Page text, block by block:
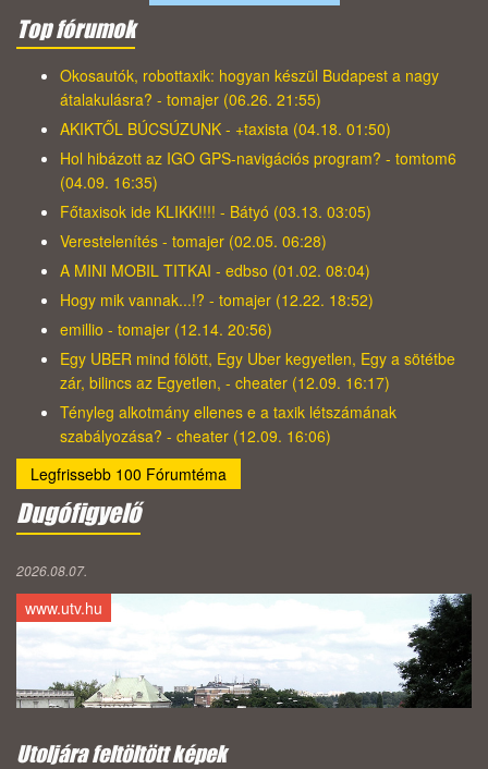
Top fórumok
Okosautók, robottaxik: hogyan készül Budapest a nagy
átalakulásra? - tomajer (06.26. 21:55)
AKIKTŐL BÚCSÚZUNK - +taxista (04.18. 01:50)
Hol hibázott az IGO GPS-navigációs program? - tomtom6
(04.09. 16:35)
Főtaxisok ide KLIKK!!!! - Bátyó (03.13. 03:05)
Verestelenítés - tomajer (02.05. 06:28)
A MINI MOBIL TITKAI - edbso (01.02. 08:04)
Hogy mik vannak...!? - tomajer (12.22. 18:52)
emillio - tomajer (12.14. 20:56)
Egy UBER mind fölött, Egy Uber kegyetlen, Egy a sötétbe
zár, bilincs az Egyetlen, - cheater (12.09. 16:17)
Tényleg alkotmány ellenes e a taxik létszámának
szabályozása? - cheater (12.09. 16:06)
Legfrissebb 100 Fórumtéma
Dugófigyelő
2026.08.07.
www.utv.hu
Utoljára feltöltött képek